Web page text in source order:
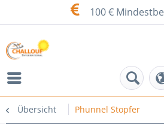
Übersicht Phunnel Stopfer